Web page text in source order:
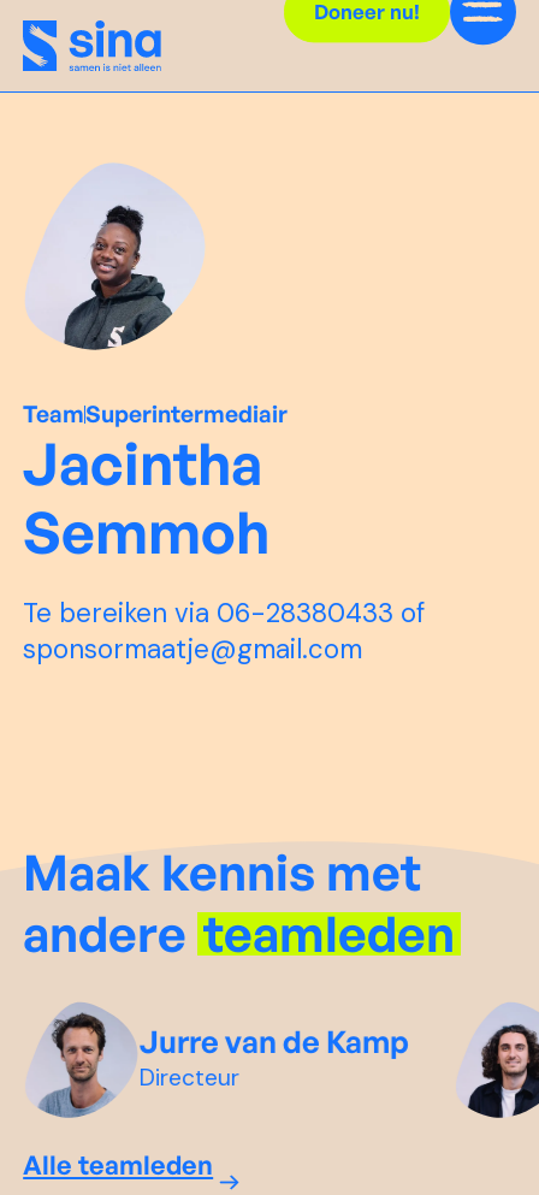
Doneer nu!
TeamSuperintermediair
Jacintha
Semmoh
Te bereiken via 06-28380433 of
sponsormaatje@gmail.com
Maak kennis met
andereteamleden
Jurre van de Kamp
Directeur
Alle teamleden